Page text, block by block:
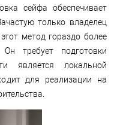
сейфа обеспечивает
только владелец
метод гораздо более
требует подготовки
является локальной
для реализации на